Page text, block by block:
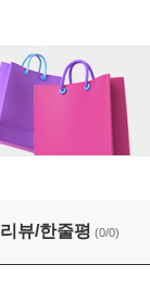
리뷰/한줄평 (0/0)